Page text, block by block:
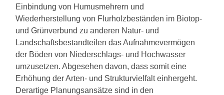
Einbindung von Humusmehrern und
Wiederherstellung von Flurholzbeständen im Biotop-
und Grünverbund zu anderen Natur- und
Landschaftsbestandteilen das Aufnahmevermögen
der Böden von Niederschlags- und Hochwasser
umzusetzen. Abgesehen davon, dass somit eine
Erhöhung der Arten- und Strukturvielfalt einhergeht.
Derartige Planungsansätze sind in den